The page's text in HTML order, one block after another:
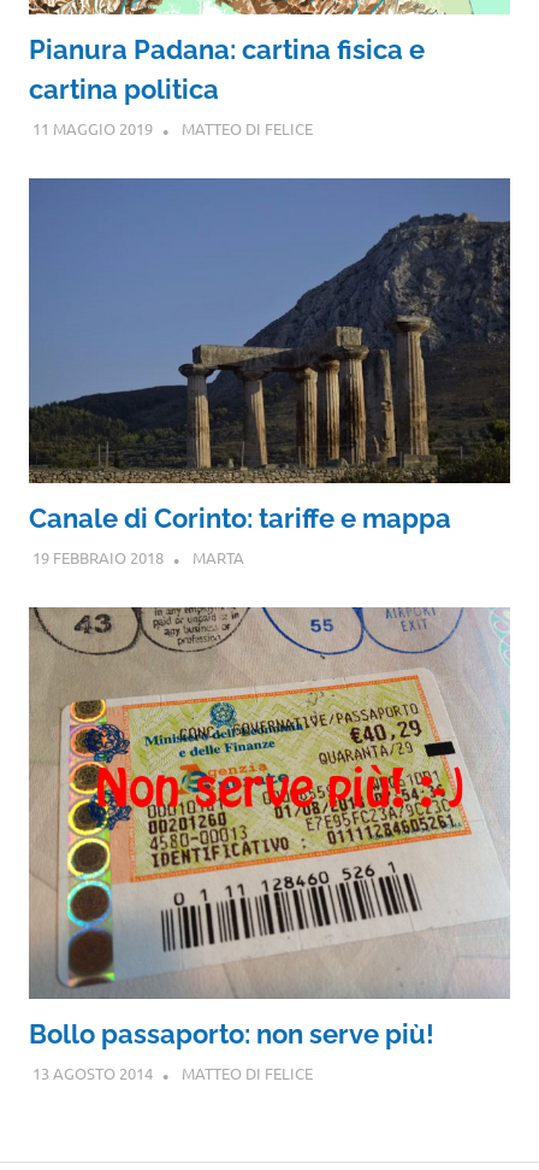
Pianura Padana: cartina fisica e
cartina politica
11 MAGGIO 2019 MATTEO DI FELICE
Canale di Corinto: tariffe e mappa
19 FEBBRAIO 2018 MARTA
Bollo passaporto: non serve più!
13 AGOSTO 2014 MATTEO DI FELICE